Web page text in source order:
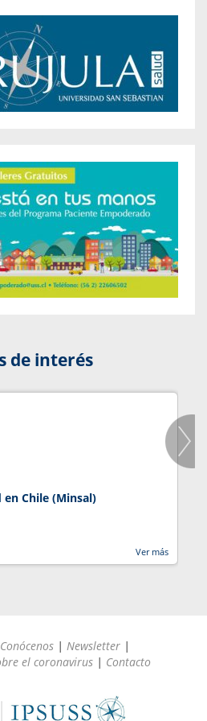
de interés
en Chile (Minsal)
Ver más
Conócenos | Newsletter |
el coronavirus | Contacto